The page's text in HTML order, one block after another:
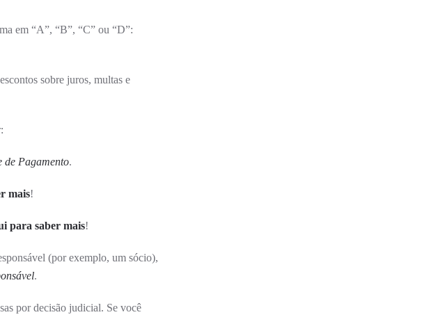
em “A”, “B”, “C” ou “D”:
sobre juros, multas e
de Pagamento.
mais!
para saber mais!
(por exemplo, um sócio),
.
por decisão judicial. Se você